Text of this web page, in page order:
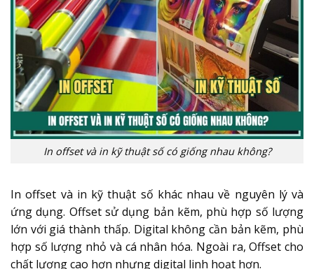
In offset và in kỹ thuật số có giống nhau không?
In offset và in kỹ thuật số khác nhau về nguyên lý và
ứng dụng. Offset sử dụng bản kẽm, phù hợp số lượng
lớn với giá thành thấp. Digital không cần bản kẽm, phù
hợp số lượng nhỏ và cá nhân hóa. Ngoài ra, Offset cho
chất lượng cao hơn nhưng digital linh hoạt hơn.